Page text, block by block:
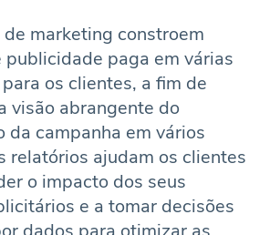
marketing constroem
publicidade paga em várias
os clientes, a fim de
visão abrangente do
da campanha em vários
relatórios ajudam os clientes
o impacto dos seus
e a tomar decisões